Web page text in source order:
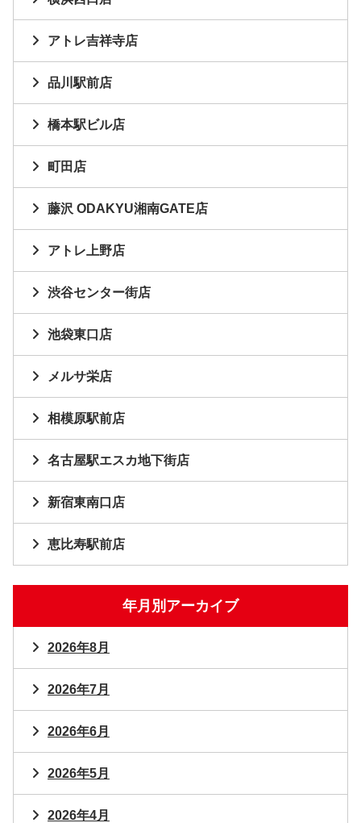
アトレ吉祥寺店
品川駅前店
橋本駅ビル店
町田店
藤沢 ODAKYU湘南GATE店
アトレ上野店
渋谷センター街店
池袋東口店
メルサ栄店
相模原駅前店
名古屋駅エスカ地下街店
新宿東南口店
恵比寿駅前店
年月別アーカイブ
2026年8月
2026年7月
2026年6月
2026年5月
2026年4月